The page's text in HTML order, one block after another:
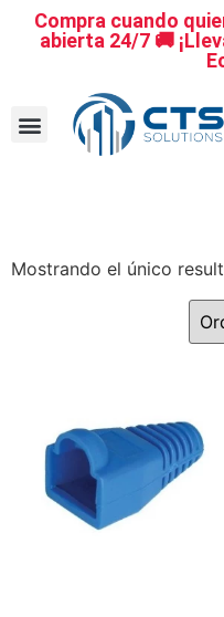
Compra cuando
abierta 24/7 🚚
Mostrando el único